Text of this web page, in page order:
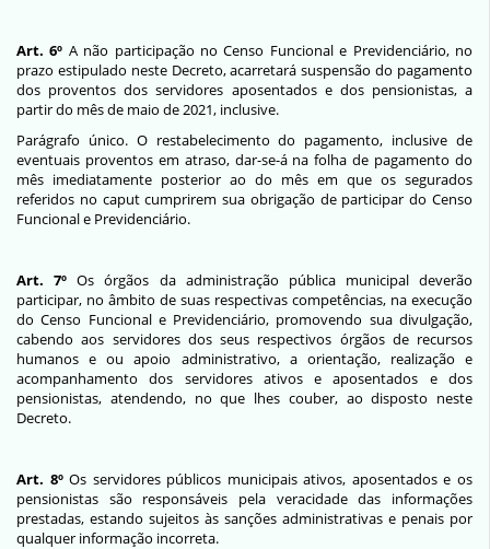
Art. 6º A não participação no Censo Funcional e Previdenciário, no
prazo estipulado neste Decreto, acarretará suspensão do pagamento
dos proventos dos servidores aposentados e dos pensionistas, a
partir do mês de maio de 2021, inclusive.
Parágrafo único. O restabelecimento do pagamento, inclusive de
eventuais proventos em atraso, dar-se-á na folha de pagamento do
mês imediatamente posterior ao do mês em que os segurados
referidos no caput cumprirem sua obrigação de participar do Censo
Funcional e Previdenciário.
Art. 7ºOs órgãos da administração pública municipal deverão
participar, no âmbito de suas respectivas competências, na execução
do Censo Funcional e Previdenciário, promovendo sua divulgação,
cabendo aos servidores dos seus respectivos órgãos de recursos
humanos e ou apoio administrativo, a orientação, realização e
acompanhamento dos servidores ativos e aposentados e dos
pensionistas, atendendo, no que lhes couber, ao disposto neste
Decreto.
Art. 8ºOs servidores públicos municipais ativos, aposentados e os
pensionistas são responsáveis pela veracidade das informações
prestadas, estando sujeitos às sanções administrativas e penais por
qualquer informação incorreta.